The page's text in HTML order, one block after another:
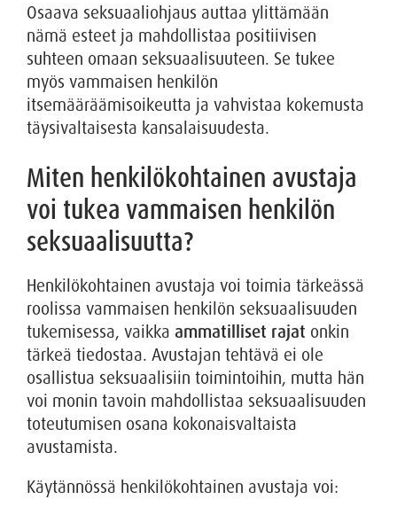
Osaava seksuaaliohjaus auttaa ylittämään
nämä esteet ja mahdollistaa positiivisen
suhteen omaan seksuaalisuuteen. Se tukee
myös vammaisen henkilön
itsemääräämisoikeutta ja vahvistaa kokemusta
täysivaltaisesta kansalaisuudesta.
Miten henkilökohtainen avustaja
voi tukea vammaisen henkilön
seksuaalisuutta?
Henkilökohtainen avustaja voi toimia tärkeässä
roolissa vammaisen henkilön seksuaalisuuden
tukemisessa, vaikka ammatilliset rajat onkin
tärkeä tiedostaa. Avustajan tehtävä ei ole
osallistua seksuaalisiin toimintoihin, mutta hän
voi monin tavoin mahdollistaa seksuaalisuuden
toteutumisen osana kokonaisvaltaista
avustamista.
Käytännössä henkilökohtainen avustaja voi: